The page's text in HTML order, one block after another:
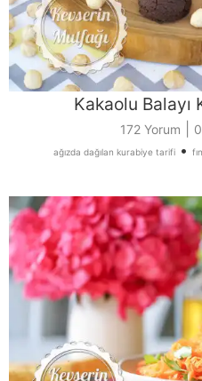
Kakaolu Balayı
172 Yorum
ağızda dağılan kurabiye tarifi •